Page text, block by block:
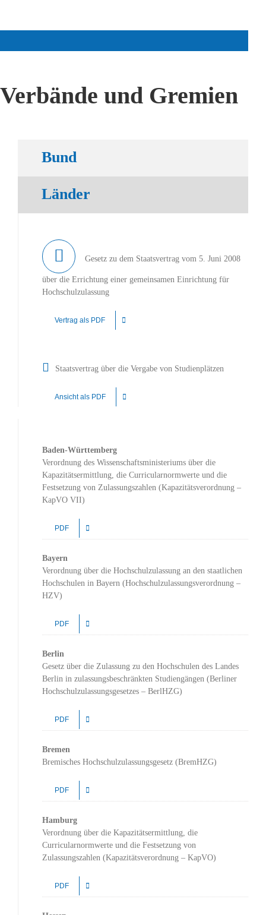
Verbände und Gremien
Bund
Länder
Gesetz zu dem Staatsvertrag vom 5. Juni 2008
über die Errichtung einer gemeinsamen Einrichtung für
Hochschulzulassung
Vertrag als PDF
Staatsvertrag über die Vergabe von Studienplätzen
Ansicht als PDF
Baden-Württemberg
Verordnung des Wissenschaftsministeriums über die
Kapazitätsermittlung, die Curricularnormwerte und die
Festsetzung von Zulassungszahlen (Kapazitätsverordnung –
KapVO VII)
PDF
Bayern
Verordnung über die Hochschulzulassung an den staatlichen
Hochschulen in Bayern (Hochschulzulassungsverordnung –
HZV)
PDF
Berlin
Gesetz über die Zulassung zu den Hochschulen des Landes
Berlin in zulassungsbeschränkten Studiengängen (Berliner
Hochschulzulassungsgesetzes – BerlHZG)
PDF
Bremen
Bremisches Hochschulzulassungsgesetz (BremHZG)
PDF
Hamburg
Verordnung über die Kapazitätsermittlung, die
Curricularnormwerte und die Festsetzung von
Zulassungszahlen (Kapazitätsverordnung – KapVO)
PDF